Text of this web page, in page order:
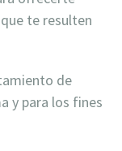
te resulten
de
y para los fines